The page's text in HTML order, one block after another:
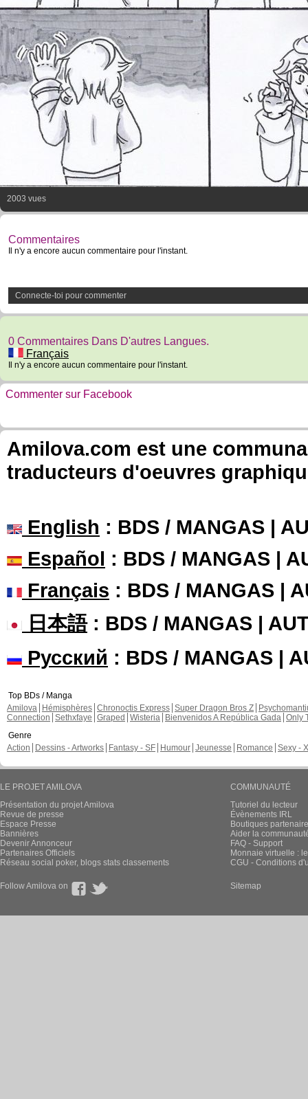
2003 vues
Commentaires
Il n'y a encore aucun commentaire pour l'instant.
Connecte-toi pour commenter
0 Commentaires Dans D'autres Langues.
Français
Il n'y a encore aucun commentaire pour l'instant.
Commenter sur Facebook
Amilova.com est une
traducteurs d'oeuvres
English : BDS / MANGAS |
Español : BDS / MANGAS |
Français : BDS / MANGAS |
日本語: BDS / MANGAS |
Русский : BDS / MANGAS |
Top BDs / Manga
Amilova
Hémisphères Chronoctis Express Super Dragon Bros Z
Connection Sethxfaye Graped Wisteria Bienvenidos A República Gada Only
Genre
Action
Dessins - Artworks Fantasy - SF Humour Jeunesse Romance Sexy -
LE PROJET AMILOVA
Présentation du projet Amilova
Revue de presse
Espace Presse
Bannières
Devenir Annonceur
Partenaires Officiels
Réseau social poker, blogs stats classements
COMMUNAUTÉ
Tutoriel du lecteur
Évènements IRL
Boutiques
Aider la
FAQ - Support
Monnaie virtuelle :
CGU - Conditions
Follow Amilova on Sitemap